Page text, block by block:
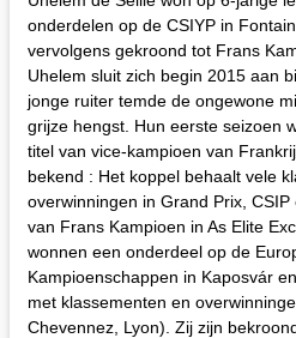
onderdelen op de CSIYP in
vervolgens gekroond tot Frans
Uhelem sluit zich begin 2015 aan
jonge ruiter temde de ongewone
grijze hengst. Hun eerste seizoen
titel van vice-kampioen van
bekend : Het koppel behaalt vele
overwinningen in Grand Prix,
van Frans Kampioen in As Elite
wonnen een onderdeel op de
Kampioenschappen in Kaposvár
met klassementen en
Chevennez, Lyon). Zij zijn